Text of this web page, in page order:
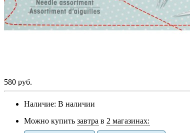
580 руб.
Наличие: В наличии
Можно купить завтра в 2 магазинах: